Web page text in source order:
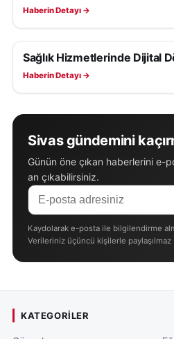
Haberin Detayı →
SAĞLIK
Sağlık Hizmetlerinde Dijital
Haberin Detayı →
Sivas gündemini
Günün öne çıkan haberlerini e-
an çıkabilirsiniz.
Kaydolarak e-posta ile bilgilendirme
Verileriniz üçüncü kişilerle paylaşılmaz
KATEGORILER